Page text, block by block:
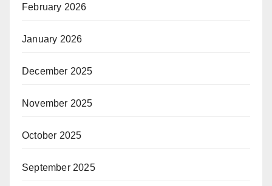
February 2026
January 2026
December 2025
November 2025
October 2025
September 2025